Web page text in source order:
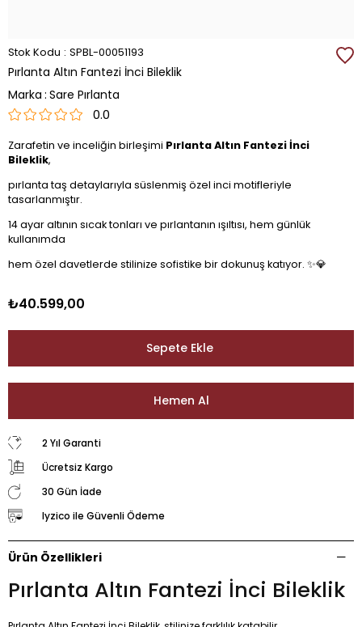
Stok Kodu SPBL-00051193
Pırlanta Altın Fantezi İnci Bileklik
Marka : Sare Pırlanta
0.0
Zarafetin ve inceliğin birleşimi Pırlanta Altın Fantezi İnci
Bileklik,
pırlanta taş detaylarıyla süslenmiş özel inci motifleriyle
tasarlanmıştır.
14 ayar altının sıcak tonları ve pırlantanın ışıltısı, hem günlük
kullanımda
hem özel davetlerde stilinize sofistike bir dokunuş katıyor. ✨💎
₺40.599,00
2 Yıl Garanti
Ücretsiz Kargo
30 Gün İade
Iyzico ile Güvenli Ödeme
Ürün Özellikleri
Pırlanta Altın Fantezi İnci Bileklik